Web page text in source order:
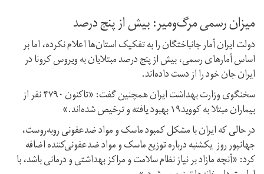
میزان رسمی مرگ‌ومیر: بیش از پنج درصد
دولت ایران آمار جانباختگان را به تفکیک استان‌ها اعلام نکرده، اما بر
اساس آمارهای رسمی، بیش از پنج درصد مبتلایان به ویروس کرونا در
ایران جان خود را از دست داده‌اند.
سخنگوی وزارت بهداشت ایران همچنین گفت: «تاکنون ۴۷۹۰ نفر از
بیماران مبتلا به کووید۱۹ بهبود یافته و ترخیص شده‌اند.»
در حالی که ایران با مشکل کمبود ماسک و مواد ضدعفونی روبه‌روست،
جهانپور روز یکشنبه درباره توزیع ماسک و مواد ضدعفونی‌کننده اضافه
کرد: «آنچه مازاد بر نیاز نظام سلامت و مراکز بهداشتی و درمانی باشد، با